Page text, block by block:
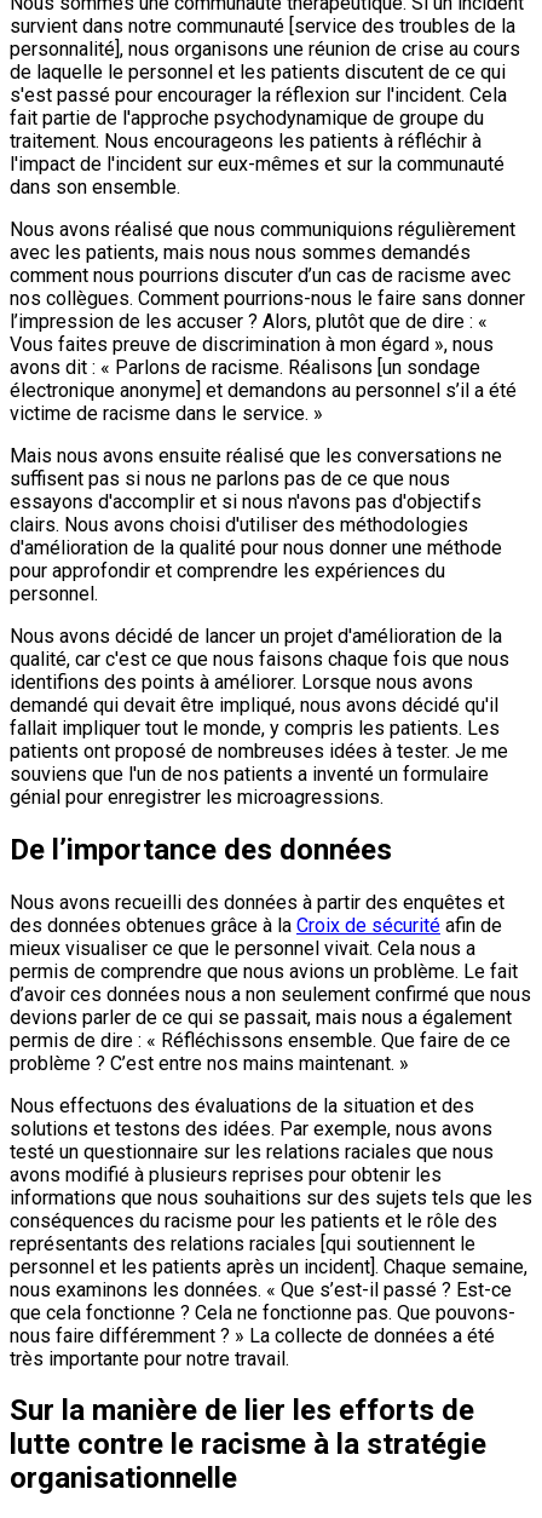
survient dans notre communauté [service des troubles de la
personnalité], nous organisons une réunion de crise au cours
de laquelle le personnel et les patients discutent de ce qui
s'est passé pour encourager la réflexion sur l'incident. Cela
fait partie de l'approche psychodynamique de groupe du
traitement. Nous encourageons les patients à réfléchir à
l'impact de l'incident sur eux-mêmes et sur la communauté
dans son ensemble.
Nous avons réalisé que nous communiquions régulièrement
avec les patients, mais nous nous sommes demandés
comment nous pourrions discuter d’un cas de racisme avec
nos collègues. Comment pourrions-nous le faire sans donner
l’impression de les accuser ? Alors, plutôt que de dire : «
Vous faites preuve de discrimination à mon égard », nous
avons dit : « Parlons de racisme. Réalisons [un sondage
électronique anonyme] et demandons au personnel s’il a été
victime de racisme dans le service. »
Mais nous avons ensuite réalisé que les conversations ne
suffisent pas si nous ne parlons pas de ce que nous
essayons d'accomplir et si nous n'avons pas d'objectifs
clairs. Nous avons choisi d'utiliser des méthodologies
d'amélioration de la qualité pour nous donner une méthode
pour approfondir et comprendre les expériences du
personnel.
Nous avons décidé de lancer un projet d'amélioration de la
qualité, car c'est ce que nous faisons chaque fois que nous
identifions des points à améliorer. Lorsque nous avons
demandé qui devait être impliqué, nous avons décidé qu'il
fallait impliquer tout le monde, y compris les patients. Les
patients ont proposé de nombreuses idées à tester. Je me
souviens que l'un de nos patients a inventé un formulaire
génial pour enregistrer les microagressions.
De l’importance des données
Nous avons recueilli des données à partir des enquêtes et
des données obtenues grâce à la Croix de sécurité afin de
mieux visualiser ce que le personnel vivait. Cela nous a
permis de comprendre que nous avions un problème. Le fait
d’avoir ces données nous a non seulement confirmé que nous
devions parler de ce qui se passait, mais nous a également
permis de dire : « Réfléchissons ensemble. Que faire de ce
problème ? C’est entre nos mains maintenant. »
Nous effectuons des évaluations de la situation et des
solutions et testons des idées. Par exemple, nous avons
testé un questionnaire sur les relations raciales que nous
avons modifié à plusieurs reprises pour obtenir les
informations que nous souhaitions sur des sujets tels que les
conséquences du racisme pour les patients et le rôle des
représentants des relations raciales [qui soutiennent le
personnel et les patients après un incident]. Chaque semaine,
nous examinons les données. « Que s’est-il passé ? Est-ce
que cela fonctionne ? Cela ne fonctionne pas. Que pouvons-
nous faire différemment ? » La collecte de données a été
très importante pour notre travail.
Sur la manière de lier les efforts de
lutte contre le racisme à la stratégie
organisationnelle